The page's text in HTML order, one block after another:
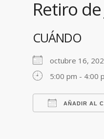
Retiro
CUÁNDO
octubre 16,
5:00 pm - 4:00
AÑADIR AL